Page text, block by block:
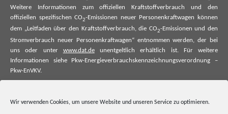
Wir verwenden Cookies, um unsere Website und unseren Service zu optimieren.
Weitere Informationen zum offiziellen Kraftstoffverbrauch und den
offiziellen spezifischen CO2-Emissionen neuer Personenkraftwagen können
dem „Leitfaden über den Kraftstoffverbrauch, die CO2-Emissionen und den
Stromverbrauch neuer Personenkraftwagen“ entnommen werden, der bei
uns oder unter www.dat.deunentgeltlich erhältlich ist. Für weitere
Informationen siehe Pkw-Energieverbrauchskennzeichnungsverordnung –
Pkw-EnVKV.
offiziellen spezifischen CO₂-Emissionen und ggf. zum Stromverbrauch neuer